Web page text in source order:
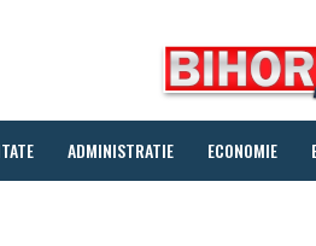
ADMINISTRATIE ECONOMIE